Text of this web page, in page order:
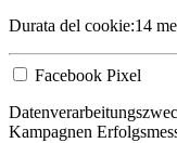
Durata del cookie:14
Facebook Pixel
Kampagnen